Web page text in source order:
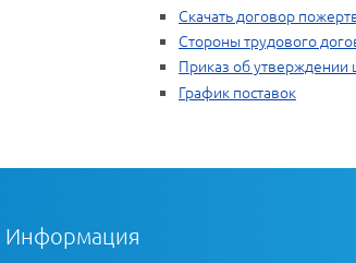
Скачать договор
Стороны трудового
Приказ об утверждении
График поставок
Информация